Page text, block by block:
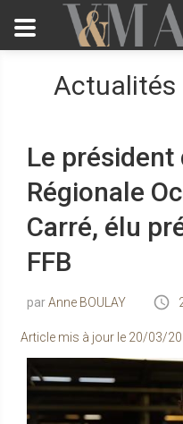
Actualités
Le président
Régionale
Carré, élu
FFB
Anne BOULAY
Article mis à jour le 20/03/